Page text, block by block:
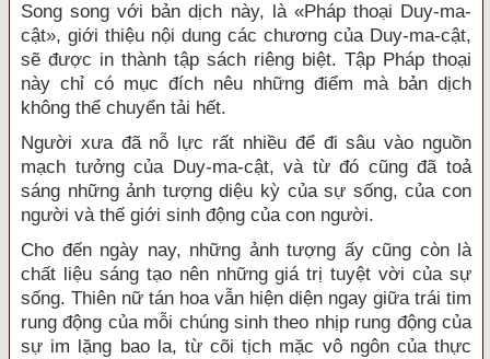
Song song với bản dịch này, là «Pháp thoại Duy-ma-
cật», giới thiệu nội dung các chương của Duy-ma-cật,
sẽ được in thành tập sách riêng biệt. Tập Pháp thoại
này chỉ có mục đích nêu những điểm mà bản dịch
không thể chuyển tải hết.
Người xưa đã nỗ lực rất nhiều để đi sâu vào nguồn
mạch tưởng của Duy-ma-cật, và từ đó cũng đã toả
sáng những ảnh tượng diệu kỳ của sự sống, của con
người và thế giới sinh động của con người.
Cho đến ngày nay, những ảnh tượng ấy cũng còn là
chất liệu sáng tạo nên những giá trị tuyệt vời của sự
sống. Thiên nữ tán hoa vẫn hiện diện ngay giữa trái tim
rung động của mỗi chúng sinh theo nhịp rung động của
sự im lặng bao la, từ cõi tịch mặc vô ngôn của thực